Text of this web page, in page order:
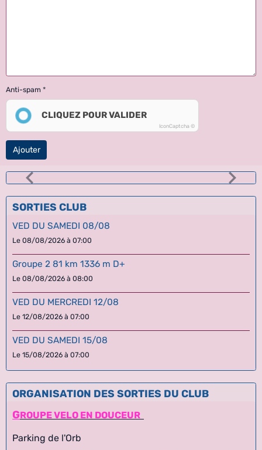
Anti-spam
CLIQUEZ POUR VALIDER
IconCaptcha ©
Ajouter
SORTIES CLUB
VED DU SAMEDI 08/08
Le 08/08/2026 à 07:00
Groupe 2 81 km 1336 m D+
Le 08/08/2026 à 08:00
VED DU MERCREDI 12/08
Le 12/08/2026 à 07:00
VED DU SAMEDI 15/08
Le 15/08/2026 à 07:00
ORGANISATION DES SORTIES DU CLUB
GROUPE VELO EN DOUCEUR
Parking de l'Orb